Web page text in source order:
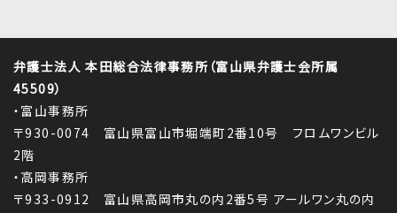
弁護士法人 本田総合法律事務所（富山県弁護士会所属
45509）
・富山事務所
〒930-0074 富山県富山市堀端町2番10号 フロムワンビル
2階
・高岡事務所
〒933-0912 富山県高岡市丸の内2番5号 アールワン丸の内